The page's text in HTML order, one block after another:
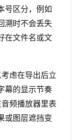
号区分，例如
溯时不会丢失
在文件名或文
虑在导出后立
幕的显示节奏
频播放器里表
或图层遮挡变